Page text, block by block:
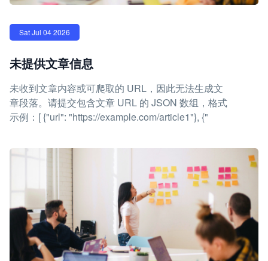
Sat Jul 04 2026
未提供文章信息
未收到文章内容或可爬取的 URL，因此无法生成文
章段落。请提交包含文章 URL 的 JSON 数组，格式
示例：[ {"url": "https://example.com/article1"}, {"